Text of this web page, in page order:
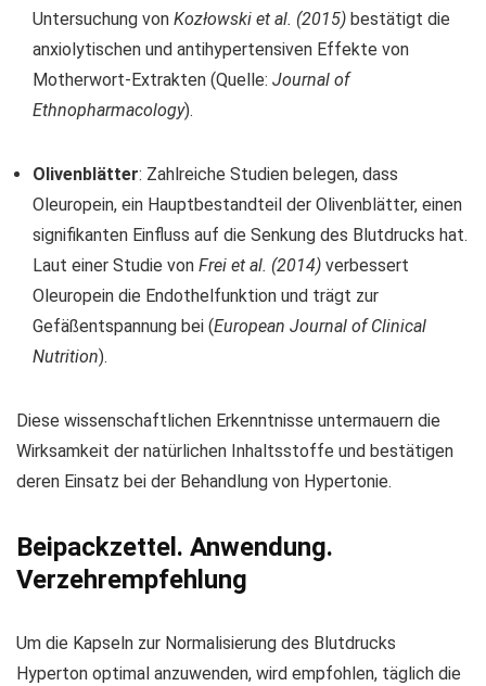
Untersuchung von Kozłowski et al. (2015) bestätigt die
anxiolytischen und antihypertensiven Effekte von
Motherwort-Extrakten (Quelle: Journal of
Ethnopharmacology).
Olivenblätter: Zahlreiche Studien belegen, dass
Oleuropein, ein Hauptbestandteil der Olivenblätter, einen
signifikanten Einfluss auf die Senkung des Blutdrucks hat.
Laut einer Studie von Frei et al. (2014) verbessert
Oleuropein die Endothelfunktion und trägt zur
Gefäßentspannung bei (European Journal of Clinical
Nutrition).
Diese wissenschaftlichen Erkenntnisse untermauern die
Wirksamkeit der natürlichen Inhaltsstoffe und bestätigen
deren Einsatz bei der Behandlung von Hypertonie.
Beipackzettel. Anwendung.
Verzehrempfehlung
Um die Kapseln zur Normalisierung des Blutdrucks
Hyperton optimal anzuwenden, wird empfohlen, täglich die